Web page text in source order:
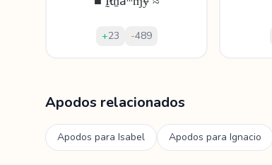
+23 -489
Apodos relacionados
Apodos para Isabel Apodos para Ignacio